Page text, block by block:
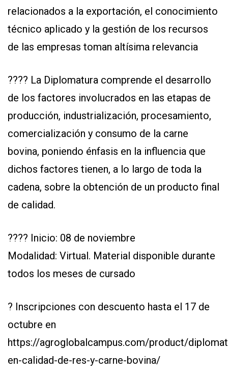
AYUDA
TÉRMINOS
Y
CONDICIONES
DE
PRIVACIDAD
MAPA
SITIO
SOMOS
relacionados a la exportación, el conocimiento
técnico aplicado y la gestión de los recursos
de las empresas toman altísima relevancia
???? La Diplomatura comprende el desarrollo
de los factores involucrados en las etapas de
producción, industrialización, procesamiento,
comercialización y consumo de la carne
bovina, poniendo énfasis en la influencia que
dichos factores tienen, a lo largo de toda la
cadena, sobre la obtención de un producto final
de calidad.
???? Inicio: 08 de noviembre
Modalidad: Virtual. Material disponible durante
todos los meses de cursado
? Inscripciones con descuento hasta el 17 de
octubre en
https://agroglobalcampus.com/product/
en-calidad-de-res-y-carne-bovina/